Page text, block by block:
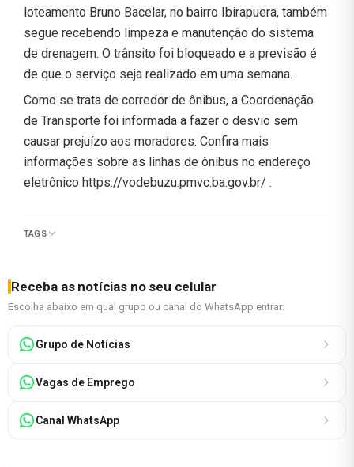
loteamento Bruno Bacelar, no bairro Ibirapuera, também
segue recebendo limpeza e manutenção do sistema
de drenagem. O trânsito foi bloqueado e a previsão é
de que o serviço seja realizado em uma semana.
Como se trata de corredor de ônibus, a Coordenação
de Transporte foi informada a fazer o desvio sem
causar prejuízo aos moradores. Confira mais
informações sobre as linhas de ônibus no endereço
eletrônico https://vodebuzu.pmvc.ba.gov.br/ .
TAGS
Receba as notícias no seu celular
Escolha abaixo em qual grupo ou canal do WhatsApp entrar:
Grupo de Notícias
Vagas de Emprego
Canal WhatsApp